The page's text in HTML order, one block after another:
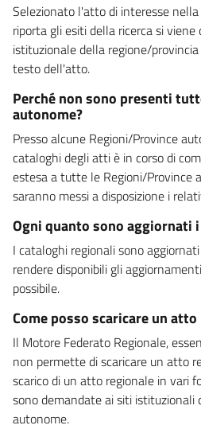
Selezionato l'atto di interesse
riporta gli esiti della ricerca si
istituzionale della regione/
testo dell'atto.
Perché non sono presenti
autonome?
Presso alcune Regioni/Province
cataloghi degli atti è in corso di
estesa a tutte le Regioni/Province
saranno messi a disposizione i
Ogni quanto sono aggiornati
I cataloghi regionali sono
rendere disponibili gli
possibile.
Come posso scaricare un
Il Motore Federato Regionale,
non permette di scaricare un atto
scarico di un atto regionale in vari
sono demandate ai siti istituzionali
autonome.